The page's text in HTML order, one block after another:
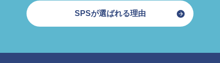
SPSが選ばれる理由